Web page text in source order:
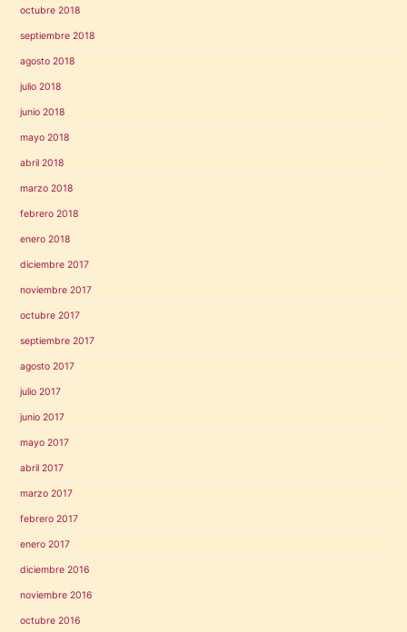
octubre 2018
septiembre 2018
agosto 2018
julio 2018
junio 2018
mayo 2018
abril 2018
marzo 2018
febrero 2018
enero 2018
diciembre 2017
noviembre 2017
octubre 2017
septiembre 2017
agosto 2017
julio 2017
junio 2017
mayo 2017
abril 2017
marzo 2017
febrero 2017
enero 2017
diciembre 2016
noviembre 2016
octubre 2016